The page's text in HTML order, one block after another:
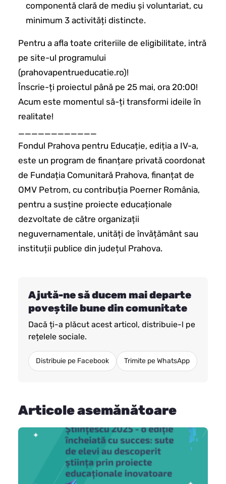
componentă clară de mediu și voluntariat, cu
minimum 3 activități distincte.
Pentru a afla toate criteriile de eligibilitate, intră
pe site-ul programului
(prahovapentrueducatie.ro)!
Înscrie-ți proiectul până pe 25 mai, ora 20:00!
Acum este momentul să-ți transformi ideile în
realitate!
____________
Fondul Prahova pentru Educație, ediția a IV-a,
este un program de finanțare privată coordonat
de Fundația Comunitară Prahova, finanțat de
OMV Petrom, cu contribuția Poerner România,
pentru a susține proiecte educaționale
dezvoltate de către organizații
neguvernamentale, unități de învățământ sau
instituții publice din județul Prahova.
Ajută-ne să ducem mai departe
poveștile bune din comunitate
Dacă ți-a plăcut acest articol, distribuie-l pe
rețelele sociale.
Distribuie pe Facebook Trimite pe WhatsApp
Articole asemănătoare